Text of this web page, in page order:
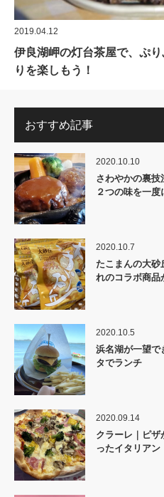
2019.04.12
伊良湖岬の灯台茶屋で、ぷ
りを楽しもう！
おすすめ記事
2020.10.10
さわやかの裏技
２つの味を一
2020.10.7
たこまんの大砂
れのコラボ商品
2020.10.5
浜名湖が一望で
タでランチ
2020.09.14
クラーレ｜ピザ
ったイタリアン